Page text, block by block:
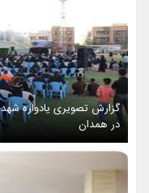
گزارش تصویری یادواره
در همدان